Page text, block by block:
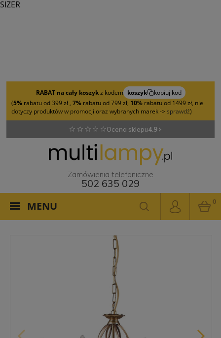
RABAT na cały koszykz kodem koszyk
kopiuj kod
(5% rabatu od 399 zł , 7% rabatu od 799 zł, 10% rabatu od 1499 zł, nie
dotyczy produktów w promocji oraz wybranych marek -> sprawdź)
Ocena sklepu4.9
Zamówienia telefoniczne
502 635 029
MENU 0
SIZER